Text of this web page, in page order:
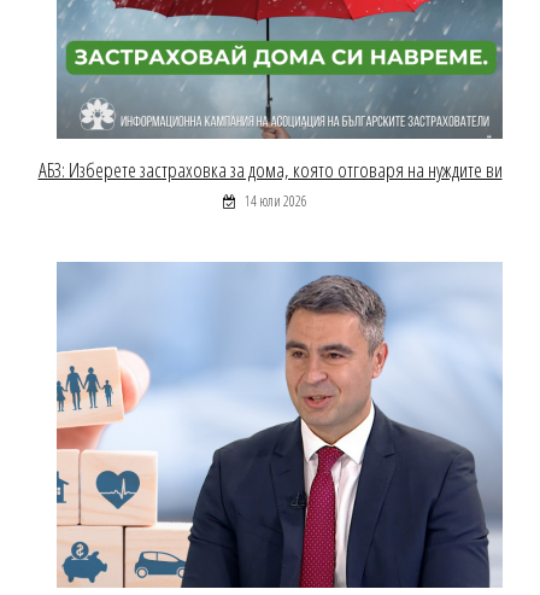
АБЗ: Изберете застраховка за дома, която отговаря на нуждите ви
14 юли 2026